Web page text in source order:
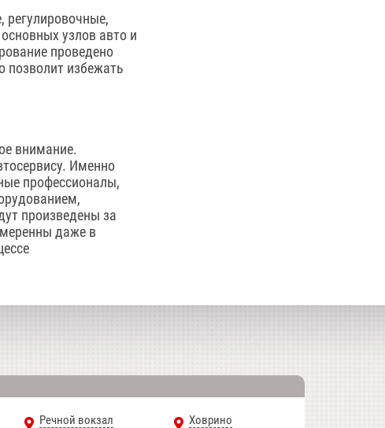
регулировочные,
узлов авто и
проведено
позволит избежать
внимание.
Именно
профессионалы,
произведены за
даже в
Речной вокзал
Ховрино